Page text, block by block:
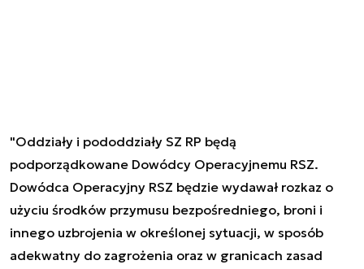
"Oddziały i pododdziały SZ RP będą
podporządkowane Dowódcy Operacyjnemu RSZ.
Dowódca Operacyjny RSZ będzie wydawał rozkaz o
użyciu środków przymusu bezpośredniego, broni i
innego uzbrojenia w określonej sytuacji, w sposób
adekwatny do zagrożenia oraz w granicach zasad